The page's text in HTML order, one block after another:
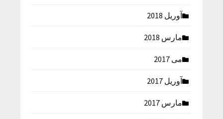
آوریل 2018
مارس 2018
می 2017
آوریل 2017
مارس 2017